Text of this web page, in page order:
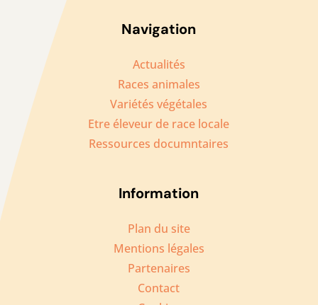
Navigation
Actualités
Races animales
Variétés végétales
Etre éleveur de race locale
Ressources documntaires
Information
Plan du site
Mentions légales
Partenaires
Contact